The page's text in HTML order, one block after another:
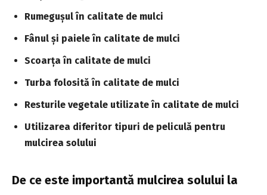
Rumegușul în calitate de mulci
Fânul și paiele în calitate de mulci
Scoarța în calitate de mulci
Turba folosită în calitate de mulci
Resturile vegetale utilizate în calitate de mulci
Utilizarea diferitor tipuri de peliculă pentru
mulcirea solului
De ce este importantă mulcirea solului la